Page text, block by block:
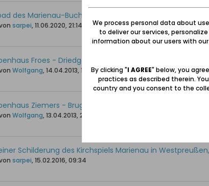
des Marienau-Buches verfügbar!
sarpei, 11.06.2020, 21:14
Froes - Driedger (Hof Nr. 10)
Wolfgang, 14.04.2013, 17:24
Ziemers - Bruggs / Baumeister Peter Loewen (Hof
Wolfgang, 13.04.2013, 20:51
Schilderung des Kirchspiels Marienau in Westpreußen,
sarpei, 15.02.2016, 09:34
We process personal data about
to deliver our services,
information about our users with
By clicking "I AGREE" below, you
practices as described therein.
country and you consent to the